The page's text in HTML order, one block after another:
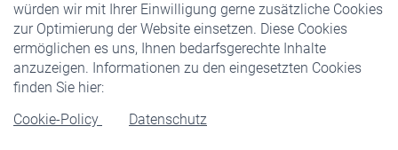
würden wir mit Ihrer Einwilligung gerne zusätzliche Cookies
zur Optimierung der Website einsetzen. Diese Cookies
ermöglichen es uns, Ihnen bedarfsgerechte Inhalte
anzuzeigen. Informationen zu den eingesetzten Cookies
finden Sie hier:
Cookie-Policy
Datenschutz
Veranstaltungen
Rentner
Rentenbeginn
Rente beantragen